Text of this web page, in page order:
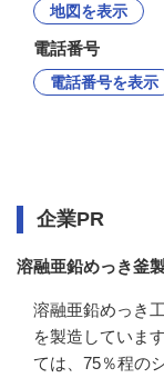
地図を表示
電話番号
電話番号を表示
企業PR
溶融亜鉛めっき釜
溶融亜鉛めっき
を製造していま
ては、75％程の